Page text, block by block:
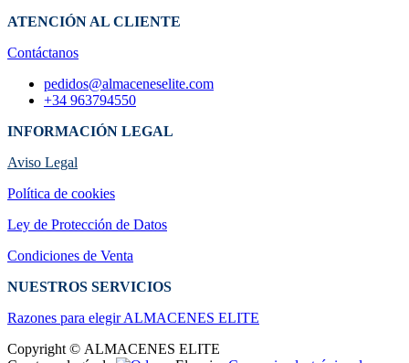
ATENCIÓN AL CLIENTE
Contáctanos
pedidos@almaceneselite.com
+34 963794550
INFORMACIÓN LEGAL
Aviso Legal
Política de cookies
Ley de Protección de Datos
Condiciones de Venta
NUESTROS SERVICIOS
Razones para elegir ALMACENES ELI​TE
Copyright © ALMACENES ELITE